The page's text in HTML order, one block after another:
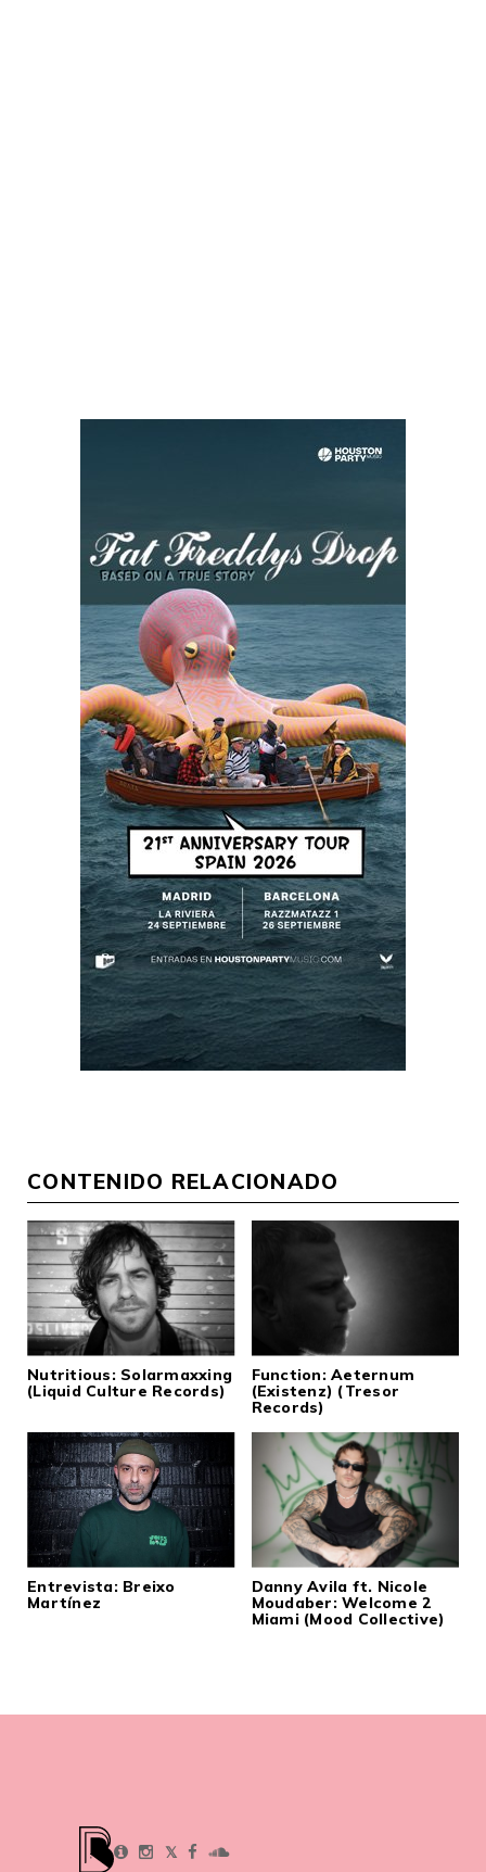
CONTENIDO RELACIONADO
Nutritious: Solarmaxxing
(Liquid Culture Records)
Function: Aeternum
(Existenz) (Tresor
Records)
Entrevista: Breixo
Martínez
Danny Avila ft. Nicole
Moudaber: Welcome 2
Miami (Mood Collective)
𝕏